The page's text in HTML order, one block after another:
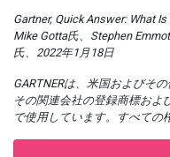
Gartner, Quick Answer: What Is
Mike Gotta氏、Stephen
氏、2022年1月18日
GARTNERは、米国およびそ
その関連会社の登録商標およ
で使用しています。すべての